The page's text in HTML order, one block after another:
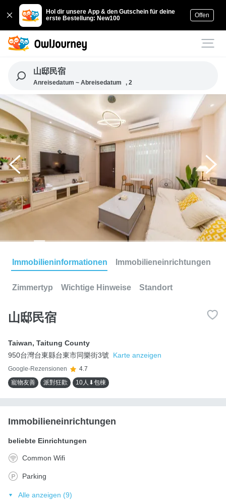
Hol dir unsere App & den Gutschein für deine
erste Bestellung: New100
Offen
山邸民宿
Anreisedatum ~ Abreisedatum , 2
Immobilieninformationen Immobilieneinrichtungen
Zimmertyp Wichtige Hinweise Standort
山邸民宿
Taiwan, Taitung County
950台灣台東縣台東市同樂街3號
Karte anzeigen
Google-Rezensionen
4.7
寵物友善
派對狂歡 10人⬇包棟
Immobilieneinrichtungen
beliebte Einrichtungen
Common Wifi
Parking
Alle anzeigen (9)